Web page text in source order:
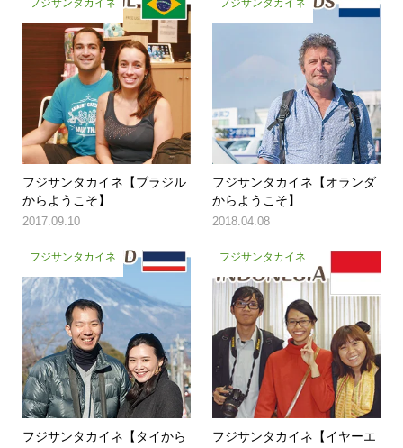
フジサンタカイネ
フジサンタカイネ【ブラジル
からようこそ】
2017.09.10
フジサンタカイネ
フジサンタカイネ【オランダ
からようこそ】
2018.04.08
フジサンタカイネ
フジサンタカイネ【タイから
フジサンタカイネ
フジサンタカイネ【イヤーエ